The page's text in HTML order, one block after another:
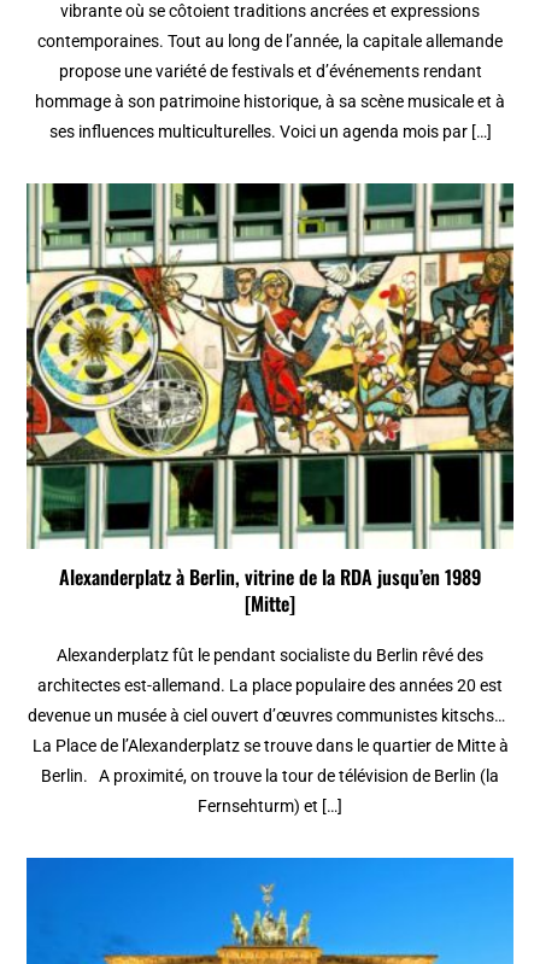
vibrante où se côtoient traditions ancrées et expressions
contemporaines. Tout au long de l’année, la capitale allemande
propose une variété de festivals et d’événements rendant
hommage à son patrimoine historique, à sa scène musicale et à
ses influences multiculturelles. Voici un agenda mois par […]
Alexanderplatz à Berlin, vitrine de la RDA jusqu’en 1989
[Mitte]
Alexanderplatz fût le pendant socialiste du Berlin rêvé des
architectes est-allemand. La place populaire des années 20 est
devenue un musée à ciel ouvert d’œuvres communistes kitschs…
La Place de l’Alexanderplatz se trouve dans le quartier de Mitte à
Berlin. A proximité, on trouve la tour de télévision de Berlin (la
Fernsehturm) et […]